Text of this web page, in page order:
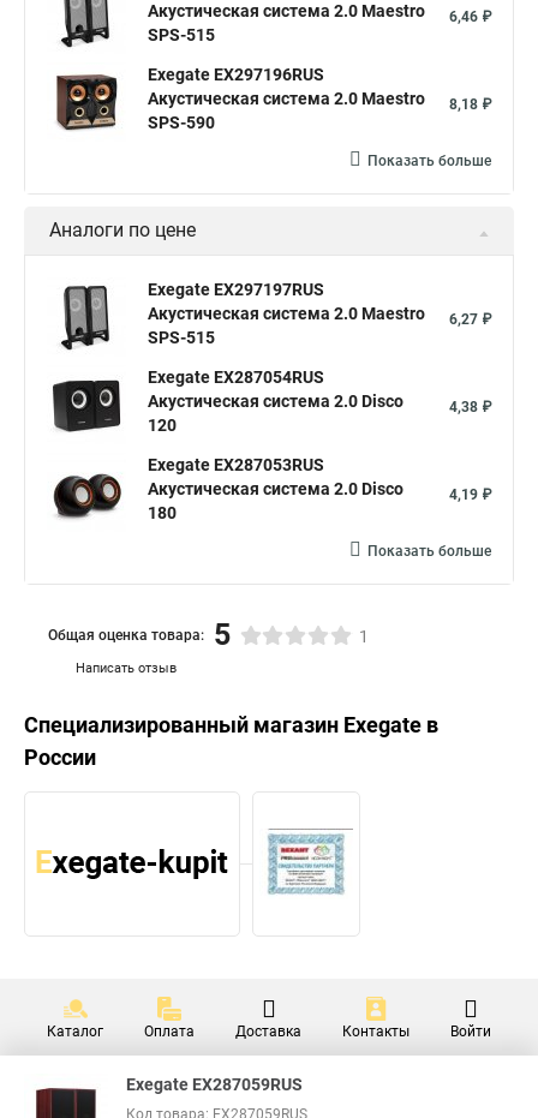
Акустическая система 2.0 Maestro
SPS-515
6,46 ₽
Exegate EX297196RUS
Акустическая система 2.0 Maestro
SPS-590
8,18 ₽
Показать больше
Аналоги по цене
Exegate EX297197RUS
Акустическая система 2.0 Maestro
SPS-515
6,27 ₽
Exegate EX287054RUS
Акустическая система 2.0 Disco
120
4,38 ₽
Exegate EX287053RUS
Акустическая система 2.0 Disco
180
4,19 ₽
Показать больше
Написать отзыв
Общая оценка товара: 5 1
Специализированный магазин Exegate в
России
Каталог Оплата Доставка Контакты Войти
Exegate EX287059RUS
Код товара: EX287059RUS